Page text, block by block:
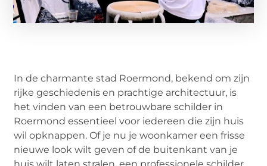
In de charmante stad Roermond, bekend om zijn
rijke geschiedenis en prachtige architectuur, is
het vinden van een betrouwbare schilder in
Roermond essentieel voor iedereen die zijn huis
wil opknappen. Of je nu je woonkamer een frisse
nieuwe look wilt geven of de buitenkant van je